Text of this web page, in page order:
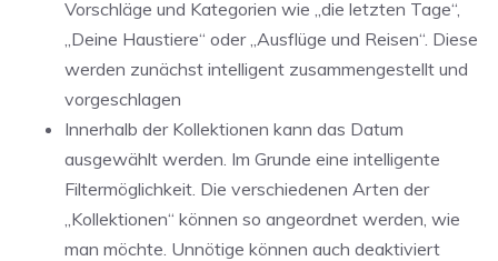
Vorschläge und Kategorien wie „die letzten Tage“,
„Deine Haustiere“ oder „Ausflüge und Reisen“. Diese
werden zunächst intelligent zusammengestellt und
vorgeschlagen
Innerhalb der Kollektionen kann das Datum
ausgewählt werden. Im Grunde eine intelligente
Filtermöglichkeit. Die verschiedenen Arten der
„Kollektionen“ können so angeordnet werden, wie
man möchte. Unnötige können auch deaktiviert